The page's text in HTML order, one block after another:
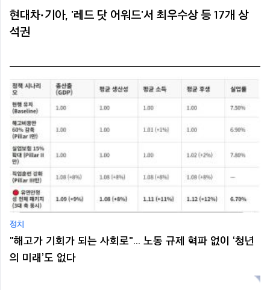
현대차·기아, '레드 닷 어워드'서 최우수상 등 17개 상
석권
정치
"해고가 기회가 되는 사회로"... 노동 규제 혁파 없이 ‘청년
의 미래’도 없다